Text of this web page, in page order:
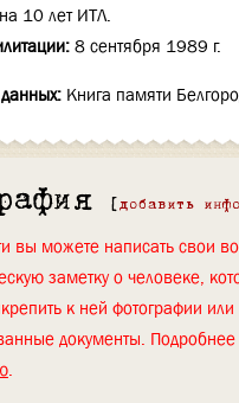
на 10 лет ИТЛ.
8 сентября 1989 г.
Книга памяти
[ добавить
вы можете написать свои
заметку о человеке,
к ней фотографии или
документы.
.